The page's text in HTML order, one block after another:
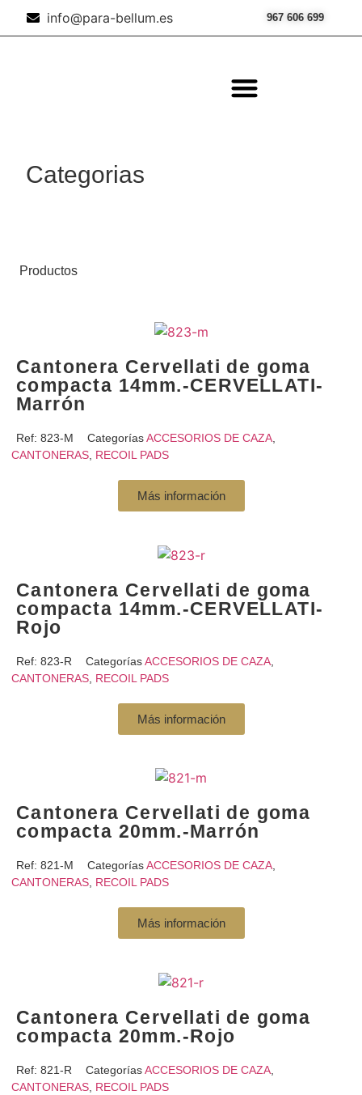
info@para-bellum.es 967 606 699
Categorias
Productos
Cantonera Cervellati de goma
compacta 14mm.-CERVELLATI-
Marrón
Ref: 823-M CategoríasACCESORIOS DE CAZA
CANTONERAS, RECOIL PADS
Más información
Cantonera Cervellati de goma
compacta 14mm.-CERVELLATI-
Rojo
Ref: 823-R CategoríasACCESORIOS DE CAZA
CANTONERAS, RECOIL PADS
Más información
Cantonera Cervellati de goma
compacta 20mm.-Marrón
Ref: 821-M CategoríasACCESORIOS DE CAZA,
CANTONERAS, RECOIL PADS
Más información
Cantonera Cervellati de goma
compacta 20mm.-Rojo
Ref: 821-R CategoríasACCESORIOS DE CAZA
CANTONERAS, RECOIL PADS